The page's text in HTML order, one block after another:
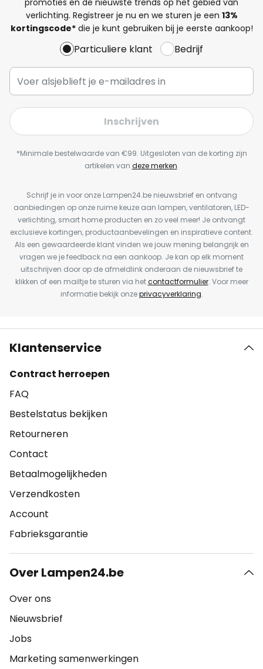
verlichting. Registreer je nu en we sturen je een 13%
kortingscode*die je kunt gebruiken bij je eerste aankoop!
Particuliere klant Bedrijf
Inschrijven
*Minimale bestelwaarde van €99. Uitgesloten van de korting zijn
artikelen van deze merken.
Schrijf je in voor onze Lampen24.be nieuwsbrief en ontvang
aanbiedingen op onze ruime keuze aan lampen, ventilatoren, LED-
verlichting, smart home producten en zo veel meer! Je ontvangt
exclusieve kortingen, productaanbevelingen en inspiratieve content.
Als een gewaardeerde klant vinden we jouw mening belangrijk en
vragen we je feedback na een aankoop. Je kan op elk moment
uitschrijven door op de afmeldlink onderaan de nieuwsbrief te
klikken of een mailtje te sturen via hetcontactformulier. Voor meer
informatie bekijk onzeprivacyverklaring.
Klantenservice
Contract herroepen
FAQ
Bestelstatus bekijken
Retourneren
Contact
Betaalmogelijkheden
Verzendkosten
Account
Fabrieksgarantie
Over Lampen24.be
Over ons
Nieuwsbrief
Jobs
Marketing samenwerkingen